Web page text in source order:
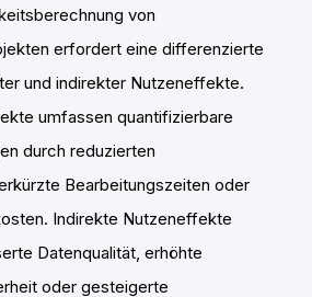
von
erfordert eine differenzierte
und indirekter Nutzeneffekte.
umfassen quantifizierbare
durch reduzierten
Bearbeitungszeiten oder
Indirekte Nutzeneffekte
Datenqualität, erhöhte
oder gesteigerte